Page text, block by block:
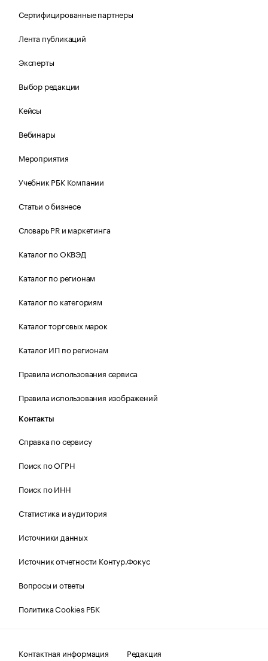
Сертифицированные партнеры
Лента публикаций
Эксперты
Выбор редакции
Кейсы
Вебинары
Мероприятия
Учебник РБК Компании
Статьи о бизнесе
Словарь PR и маркетинга
Каталог по ОКВЭД
Каталог по регионам
Каталог по категориям
Каталог торговых марок
Каталог ИП по регионам
Правила использования сервиса
Правила использования изображений
Контакты
Справка по сервису
Поиск по ОГРН
Поиск по ИНН
Статистика и аудитория
Источники данных
Источник отчетности Контур.Фокус
Вопросы и ответы
Политика Cookies РБК
Контактная информация Редакция